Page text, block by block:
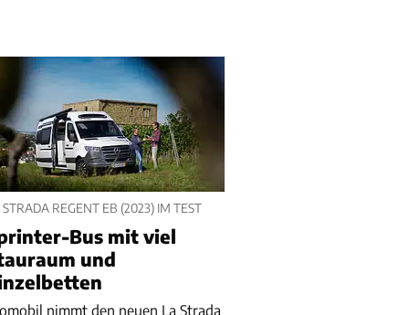
STRADA REGENT EB (2023) IM TEST
Bus mit viel
und
nimmt den neuen La Strada